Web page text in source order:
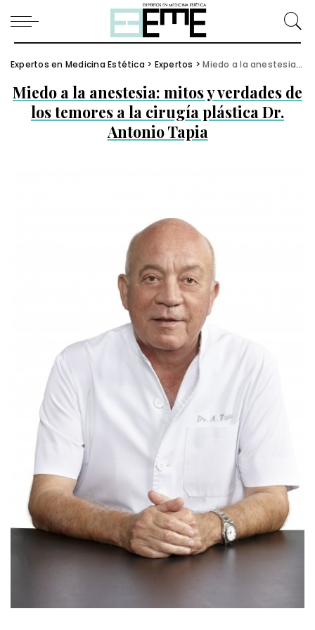
Expertos en Medicina Estética > Expertos >Miedo a la anestesia: mitos y verdades de los temores a la cirugía plástica Dr. Antonio Tapia
Miedo a la anestesia: mitos y verdades de
los temores a la cirugía plástica Dr.
Antonio Tapia